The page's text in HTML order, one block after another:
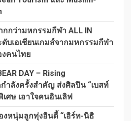
กว่ามหกรรมกีฬา ALL IN
ดับเอเชียนเกมส์จากมหกรรมกีฬา
คนไทย
DAY – Rising
ำลังครั้งสำคัญ ส่งศิลปิน “เบสท์
เศษ เอาใจคนอินเลิฟ
งหนุ่มลูกทุ่งอินดี้ “เอิร์ท-นิธิ